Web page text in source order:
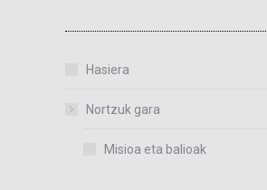
Hasiera
Nortzuk gara
Misioa eta balioak